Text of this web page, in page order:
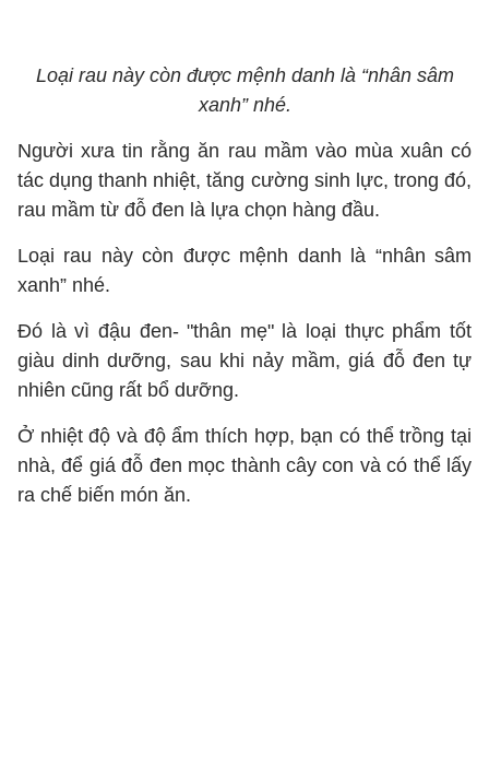
Loại rau này còn được mệnh danh là “nhân sâm
xanh” nhé.
Người xưa tin rằng ăn rau mầm vào mùa xuân có
tác dụng thanh nhiệt, tăng cường sinh lực, trong đó,
rau mầm từ đỗ đen là lựa chọn hàng đầu.
Loại rau này còn được mệnh danh là “nhân sâm
xanh” nhé.
Đó là vì đậu đen- "thân mẹ" là loại thực phẩm tốt
giàu dinh dưỡng, sau khi nảy mầm, giá đỗ đen tự
nhiên cũng rất bổ dưỡng.
Ở nhiệt độ và độ ẩm thích hợp, bạn có thể trồng tại
nhà, để giá đỗ đen mọc thành cây con và có thể lấy
ra chế biến món ăn.